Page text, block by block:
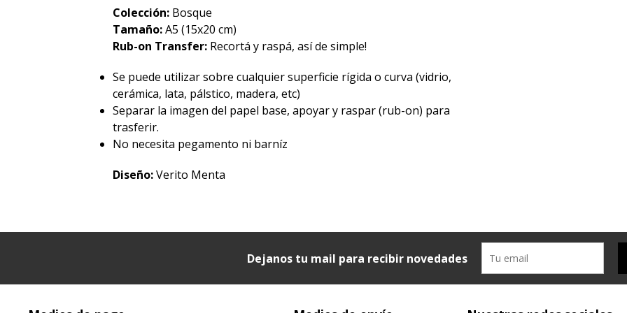
Colección: Bosque
Tamaño:A5 (15x20 cm)
Rub-on Transfer: Recortá y raspá, así de simple!
Se puede utilizar sobre cualquier superficie rígida o curva (vidrio,
cerámica, lata, pálstico, madera, etc)
Separar la imagen del papel base, apoyar y raspar (rub-on) para
trasferir.
No necesita pegamento ni barníz
Diseño:Verito Menta
Dejanos tu mail para recibir novedades